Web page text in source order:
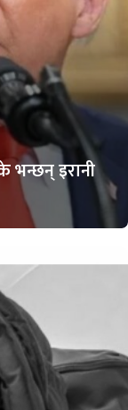
भन्छन् इरानी